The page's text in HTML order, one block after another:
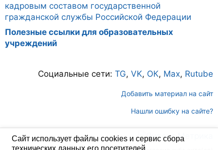
кадровым составом государственной
гражданской службы Российской Федерации
Полезные ссылки для образовательных
учреждений
Социальные сети: TG, VK, ОК, Max, Rutube
Добавить материал на сайт
Нашли ошибку на сайте?
Сайт использует файлы cookies и сервис сбора